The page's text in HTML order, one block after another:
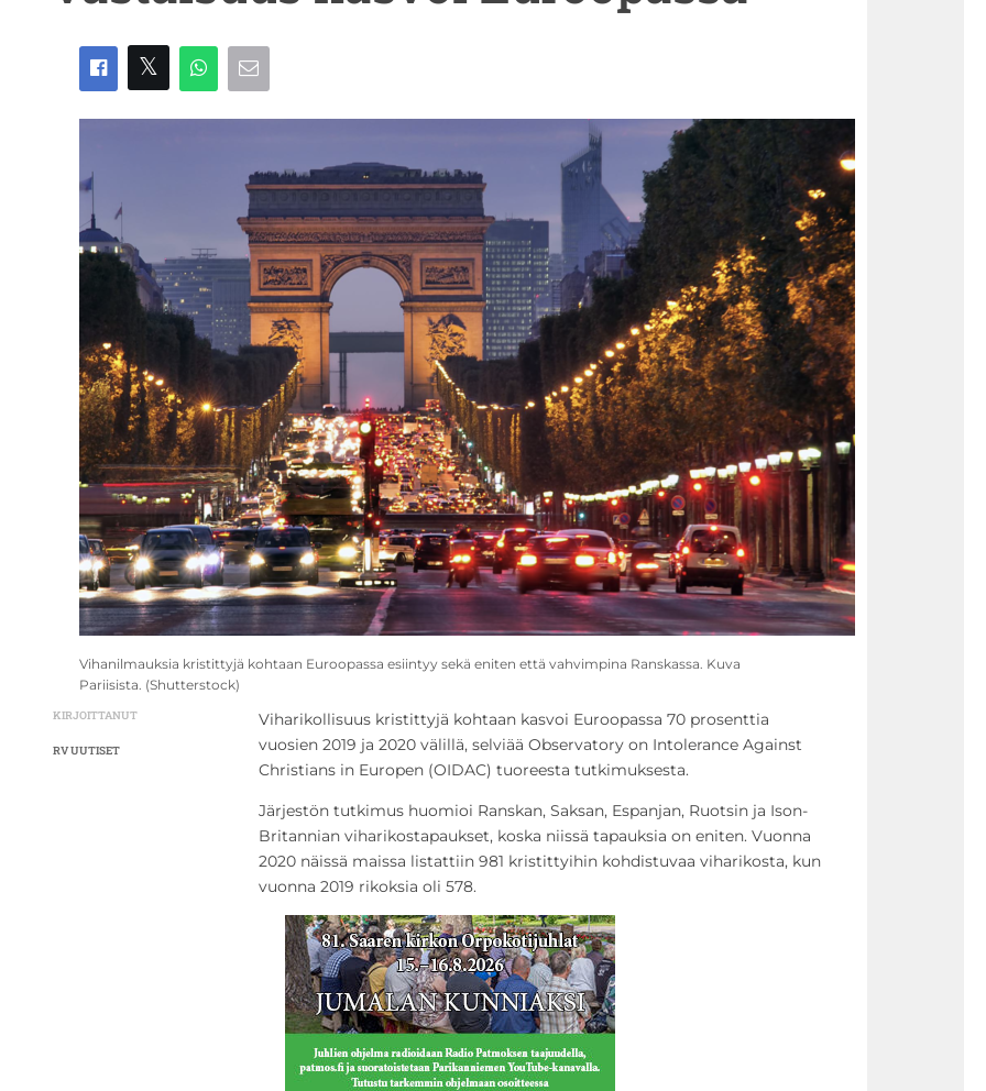
Vihanilmauksia kristittyjä kohtaan Euroopassa esiintyy sekä eniten että vahvimpina Ranskassa. Kuva
Pariisista. (Shutterstock)
KIRJOITTANUT
RV UUTISET
Viharikollisuus kristittyjä kohtaan kasvoi Euroopassa 70 prosenttia
vuosien 2019 ja 2020 välillä, selviää Observatory on Intolerance Against
Christians in Europen (OIDAC) tuoreesta tutkimuksesta.
Järjestön tutkimus huomioi Ranskan, Saksan, Espanjan, Ruotsin ja Ison-
Britannian viharikostapaukset, koska niissä tapauksia on eniten. Vuonna
2020 näissä maissa listattiin 981 kristittyihin kohdistuvaa viharikosta, kun
vuonna 2019 rikoksia oli 578.